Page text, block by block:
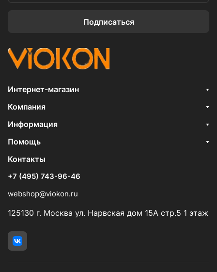
Подписаться
Интернет-магазин
Компания
Информация
Помощь
Контакты
+7 (495) 743-96-46
webshop@viokon.ru
125130 г. Москва ул. Нарвская дом 15А стр.5 1 этаж